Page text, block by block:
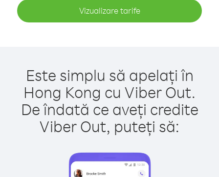
Vizualizare tarife
Este simplu să apelați în
Hong Kong cu Viber Out.
De îndată ce aveți credite
Viber Out, puteți să: